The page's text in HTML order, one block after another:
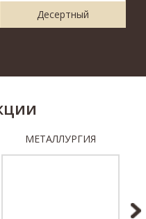
Десертный
МЕТАЛЛУРГИЯ